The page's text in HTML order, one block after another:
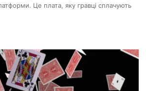
Це плата, яку гравці сплачують